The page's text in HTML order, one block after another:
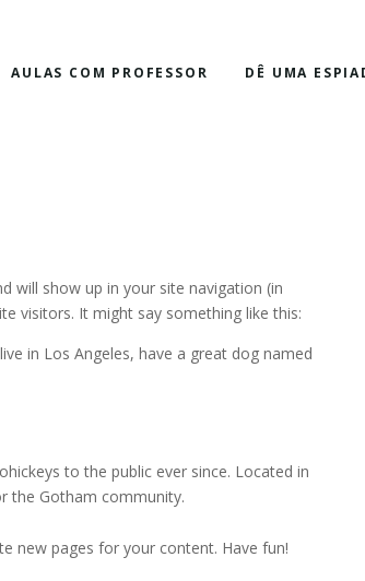
AULAS COM PROFESSOR DÊ UMA
will show up in your site navigation (in
visitors. It might say something like this:
in Los Angeles, have a great dog named
to the public ever since. Located in
the Gotham community.
new pages for your content. Have fun!